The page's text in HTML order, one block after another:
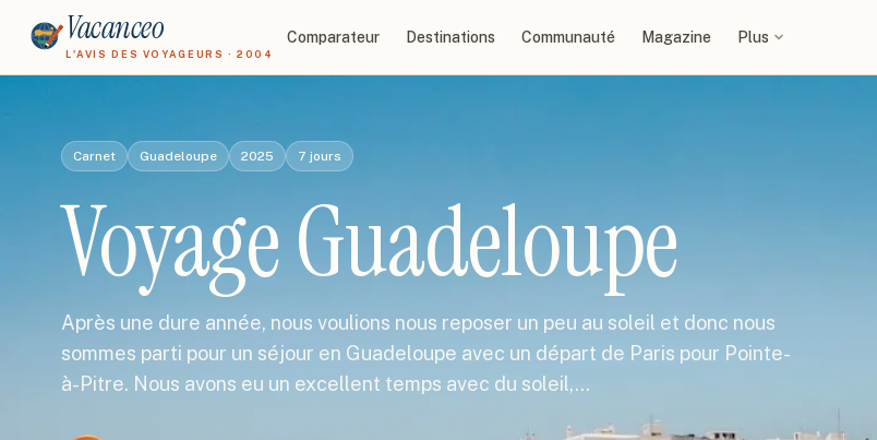
Vacanceo
L'AVIS DES VOYAGEURS · 2004
Comparateur Destinations Communauté Magazine Plus
Carnet Guadeloupe 2025 7 jours
Voyage Guadeloupe
Après une dure année, nous voulions nous reposer un peu au soleil et donc nous
sommes parti pour un séjour en Guadeloupe avec un départ de Paris pour Pointe-
à-Pitre. Nous avons eu un excellent temps avec du soleil,…